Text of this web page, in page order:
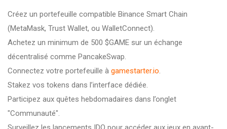
Créez un portefeuille compatible Binance Smart Chain
(MetaMask, Trust Wallet, ou WalletConnect).
Achetez un minimum de 500 $GAME sur un échange
décentralisé comme PancakeSwap.
Connectez votre portefeuille à gamestarter.io.
Stakez vos tokens dans l’interface dédiée.
Participez aux quêtes hebdomadaires dans l’onglet
"Communauté".